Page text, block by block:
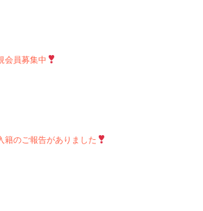
会員募集中
籍のご報告がありました